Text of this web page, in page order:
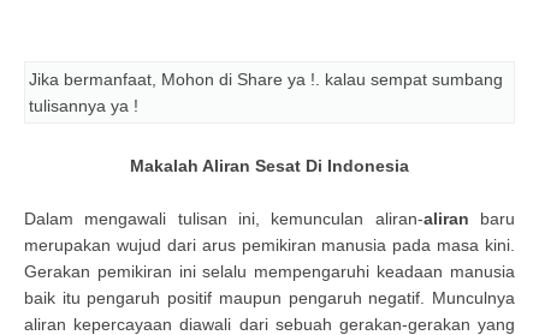
Jika bermanfaat, Mohon di Share ya !. kalau sempat sumbang
tulisannya ya !
Makalah Aliran Sesat Di Indonesia
Dalam mengawali tulisan ini, kemunculan aliran-aliran baru
merupakan wujud dari arus pemikiran manusia pada masa kini.
Gerakan pemikiran ini selalu mempengaruhi keadaan manusia
baik itu pengaruh positif maupun pengaruh negatif. Munculnya
aliran kepercayaan diawali dari sebuah gerakan-gerakan yang